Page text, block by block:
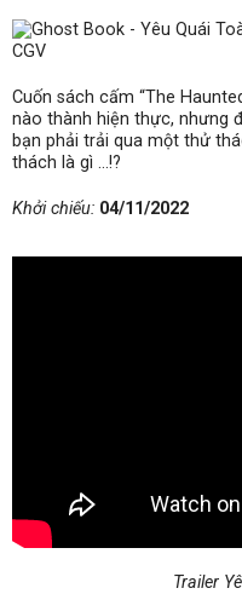
Cuốn sách cấm “The
nào thành hiện thực, nhưng
bạn phải trải qua một thử
thách là gì …!?
Khởi chiếu: 04/11/2022
Trailer